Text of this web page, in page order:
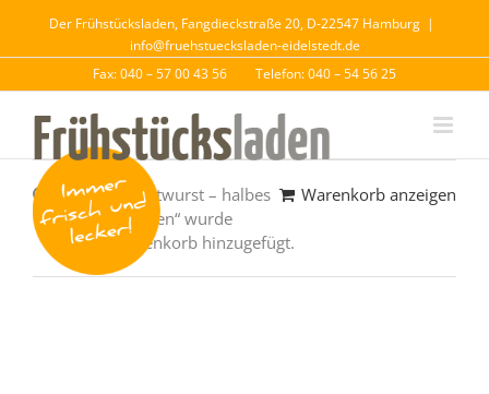
Der Frühstücksladen, Fangdieckstraße 20, D-22547 Hamburg |
info@fruehstuecksladen-eidelstedt.de
Fax: 040 – 57 00 43 56
Telefon: 040 – 54 56 25
Warenkorb anzeigen
„Schinkenmettwurst – halbes
Weizenbrötchen“ wurde
deinem Warenkorb hinzugefügt.